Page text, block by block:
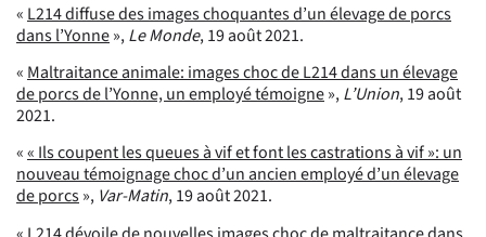
« L214 diffuse des images choquantes d’un élevage de porcs
dans l’Yonne»,Le Monde, 19 août 2021.
« Maltraitance animale: images choc de L214 dans un élevage
de porcs de l’Yonne, un employé témoigne»,L’Union, 19 août
2021.
«« Ils coupent les queues à vif et font les castrations à vif »: un
nouveau témoignage choc d’un ancien employé d’un élevage
de porcs», Var-Matin, 19 août 2021.